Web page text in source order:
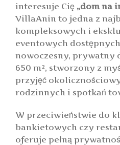
interesuje Cię „dom na
VillaAnin to jedna z
kompleksowych i
eventowych
nowoczesny, prywatny
650 m², stworzony z
przyjęć
rodzinnych i spotkań
W przeciwieństwie do
bankietowych czy
oferuje pełną